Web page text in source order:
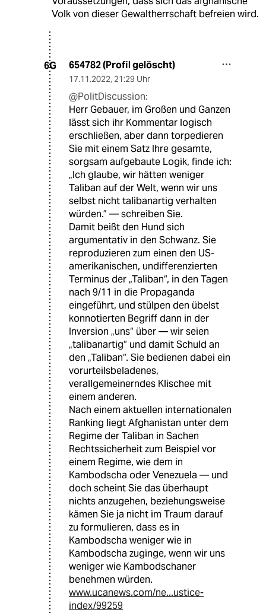
Volk von dieser Gewaltherrschaft befreien wird.
6G 654782 (Profil gelöscht)
17.11.2022, 21:29 Uhr
@PolitDiscussion:
Herr Gebauer, im Großen und Ganzen
lässt sich ihr Kommentar logisch
erschließen, aber dann torpedieren
Sie mit einem Satz Ihre gesamte,
sorgsam aufgebaute Logik, finde ich:
„Ich glaube, wir hätten weniger
Taliban auf der Welt, wenn wir uns
selbst nicht talibanartig verhalten
würden.” — schreiben Sie.
Damit beißt den Hund sich
argumentativ in den Schwanz. Sie
reproduzieren zum einen den US-
amerikanischen, undifferenzierten
Terminus der „Taliban“, in den Tagen
nach 9/11 in die Propaganda
eingeführt, und stülpen den übelst
konnotierten Begriff dann in der
Inversion „uns“ über — wir seien
„talibanartig“ und damit Schuld an
den „Taliban“. Sie bedienen dabei ein
vorurteilsbeladenes,
verallgemeinerndes Klischee mit
einem anderen.
Nach einem aktuellen internationalen
Ranking liegt Afghanistan unter dem
Regime der Taliban in Sachen
Rechtssicherheit zum Beispiel vor
einem Regime, wie dem in
Kambodscha oder Venezuela — und
doch scheint Sie das überhaupt
nichts anzugehen, beziehungsweise
kämen Sie ja nicht im Traum darauf
zu formulieren, dass es in
Kambodscha weniger wie in
Kambodscha zuginge, wenn wir uns
weniger wie Kambodschaner
benehmen würden.
www.ucanews.com/ne...ustice-
index/99259